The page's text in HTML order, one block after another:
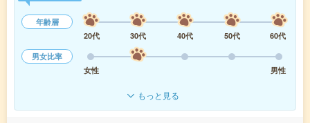
年齢層
20代
30代 40代 50代
60代
男女比率
女性
男性
もっと見る